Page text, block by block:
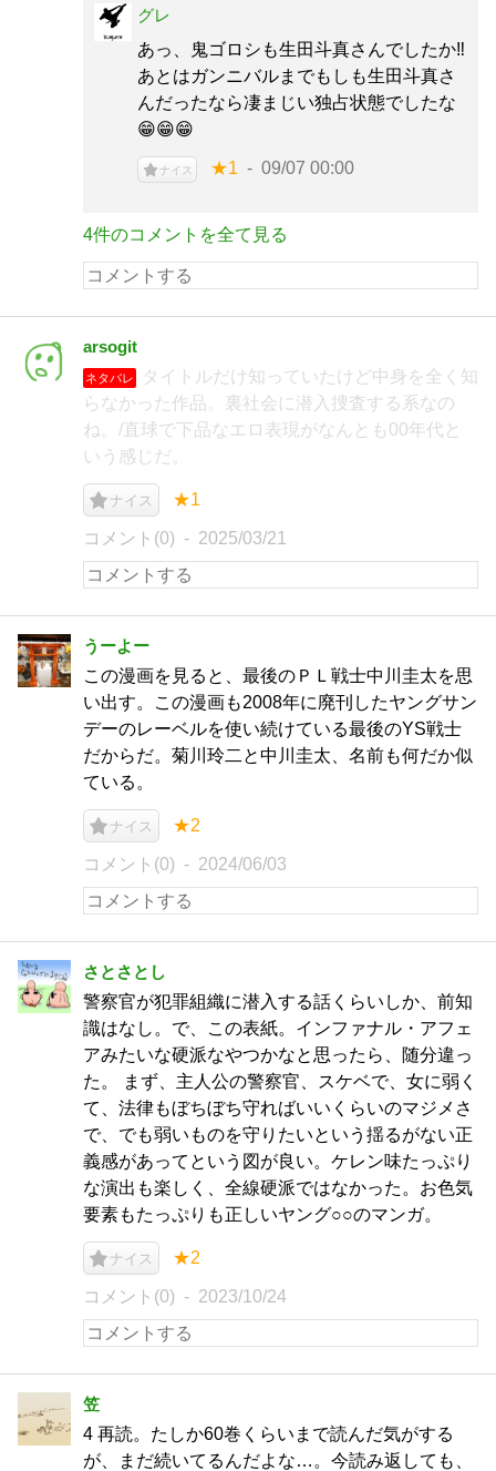
グレ
あっ、鬼ゴロシも生田斗真さんでしたか‼
あとはガンニバルまでもしも生田斗真さ
んだったなら凄まじい独占状態でしたな
😁😁😁
ナイス ★1 09/07 00:00
4件のコメントを全て見る
arsogit
ネタバレ
タイトルだけ知っていたけど中身を全く知
らなかった作品。裏社会に潜入捜査する系なの
ね。/直球で下品なエロ表現がなんとも00年代と
いう感じだ。
ナイス ★1
コメント(0) 2025/03/21
うーよー
この漫画を見ると、最後のＰＬ戦士中川圭太を思
い出す。この漫画も2008年に廃刊したヤングサン
デーのレーベルを使い続けている最後のYS戦士
だからだ。菊川玲二と中川圭太、名前も何だか似
ている。
ナイス ★2
コメント(0) 2024/06/03
さとさとし
警察官が犯罪組織に潜入する話くらいしか、前知
識はなし。で、この表紙。インファナル・アフェ
アみたいな硬派なやつかなと思ったら、随分違っ
た。 まず、主人公の警察官、スケベで、女に弱く
て、法律もぼちぼち守ればいいくらいのマジメさ
で、でも弱いものを守りたいという揺るがない正
義感があってという図が良い。ケレン味たっぷり
な演出も楽しく、全線硬派ではなかった。お色気
要素もたっぷりも正しいヤング○○のマンガ。
ナイス ★2
コメント(0) 2023/10/24
笠
4 再読。たしか60巻くらいまで読んだ気がする
が、まだ続いてるんだよな…。今読み返しても、